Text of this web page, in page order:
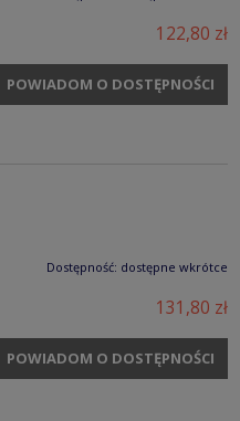
122,80 zł
POWIADOM O DOSTĘPNOŚCI
Dostępność: dostępne wkrótce
131,80 zł
POWIADOM O DOSTĘPNOŚCI